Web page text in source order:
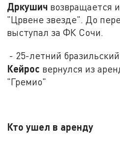
Дркушич возвращается
"Црвене звезде". До
выступал за ФК Сочи.
- 25-летний
Кейрос вернулся из
"Гремио"
Кто ушел в аренду